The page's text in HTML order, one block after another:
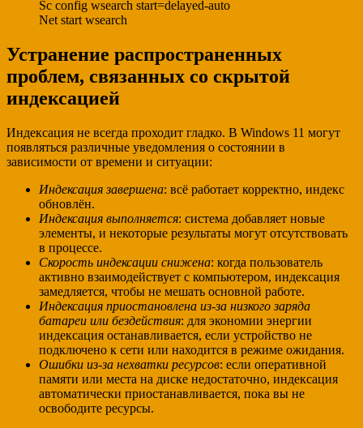
Sc config wsearch start=delayed-auto
Net start wsearch
Устранение распространенных
проблем, связанных со скрытой
индексацией
Индексация не всегда проходит гладко. В Windows 11 могут
появляться различные уведомления о состоянии в
зависимости от времени и ситуации:
Индексация завершена: всё работает корректно, индекс
обновлён.
Индексация выполняется: система добавляет новые
элементы, и некоторые результаты могут отсутствовать
в процессе.
Скорость индексации снижена: когда пользователь
активно взаимодействует с компьютером, индексация
замедляется, чтобы не мешать основной работе.
Индексация приостановлена из-за низкого заряда
батареи или бездействия: для экономии энергии
индексация останавливается, если устройство не
подключено к сети или находится в режиме ожидания.
Ошибки из-за нехватки ресурсов: если оперативной
памяти или места на диске недостаточно, индексация
автоматически приостанавливается, пока вы не
освободите ресурсы.